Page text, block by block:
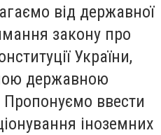
від державної
закону про
України,
державною
ввести
іноземних